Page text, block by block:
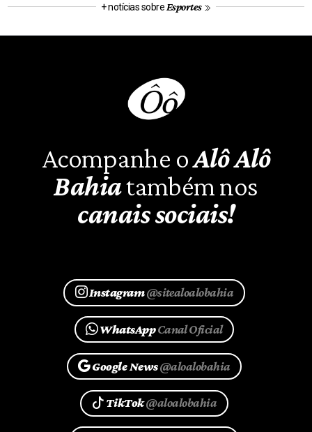
+ notícias sobre Esportes
Acompanhe oAlô Alô
Bahiatambém nos
canais sociais!
Instagram@sitealoalobahia
WhatsAppCanal Oficial
Google News@aloalobahia
TikTok@aloalobahia